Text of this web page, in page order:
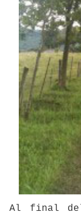
Al final del